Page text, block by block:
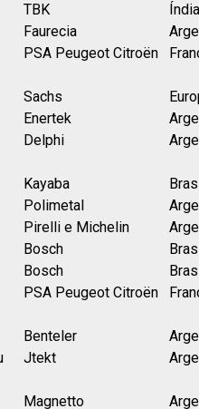
TBK
Índia
Faurecia
PSA Peugeot Citroën
Sachs
Enertek
Delphi
Kayaba
Polimetal
Pirelli e Michelin
Bosch
Bosch
PSA Peugeot Citroën
Benteler
Jtekt
Magnetto